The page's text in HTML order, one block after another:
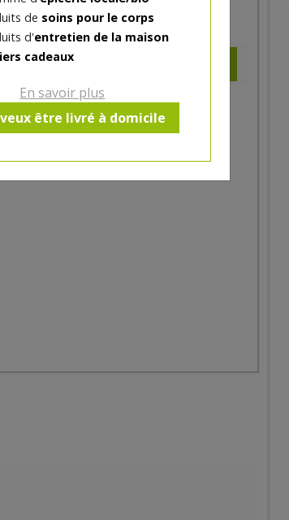
de soins pour le corps
d'entretien de la maison
cadeaux
En savoir plus
veux être livré à domicile
+